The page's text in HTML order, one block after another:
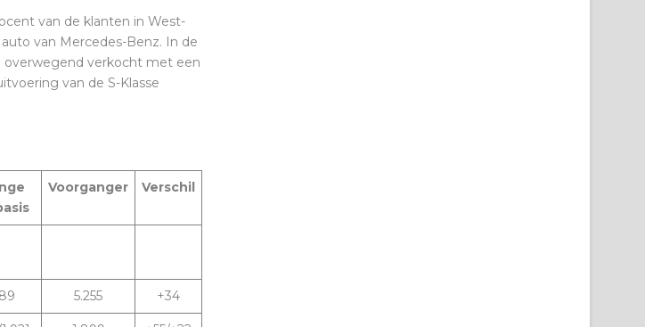
van de klanten in West-
van Mercedes-Benz. In de
overwegend verkocht met een
van de S-Klasse
Voorganger Verschil
5.255 +34